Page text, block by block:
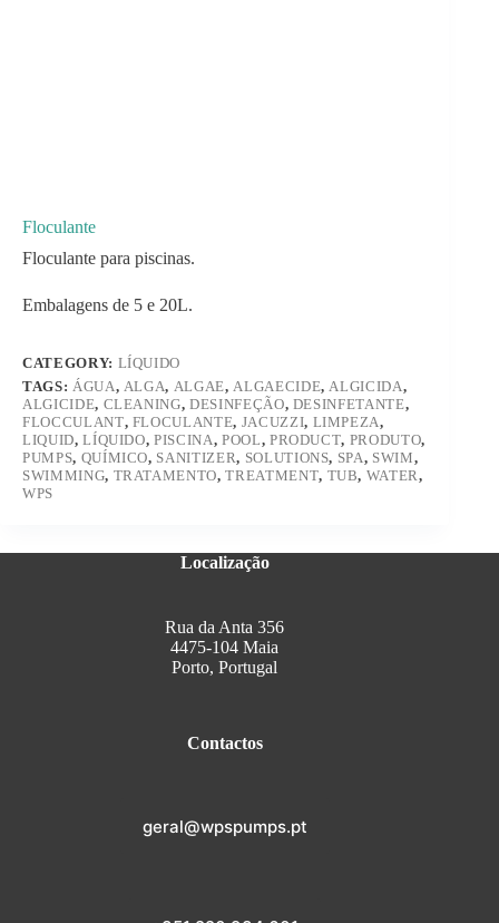
Floculante
Floculante para piscinas.
Embalagens de 5 e 20L.
CATEGORY: LÍQUIDO
TAGS: ÁGUA, ALGA, ALGAE, ALGAECIDE, ALGICIDA,
ALGICIDE, CLEANING,DESINFEÇÃO, DESINFETANTE,
FLOCCULANT, FLOCULANTE, JACUZZI, LIMPEZA,
LIQUID,LÍQUIDO,PISCINA, POOL, PRODUCT, PRODUTO,
PUMPS, QUÍMICO, SANITIZER, SOLUTIONS, SPA, SWIM,
SWIMMING, TRATAMENTO,TREATMENT, TUB, WATER,
WPS
Localização
Rua da Anta 356
4475-104 Maia
Porto, Portugal
Contactos
geral@wpspumps.pt